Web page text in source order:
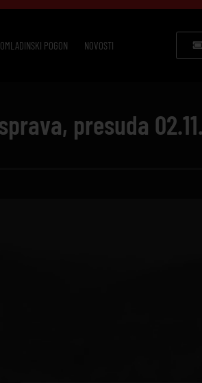
OMLADINSKI POGON NOVOSTI
presuda